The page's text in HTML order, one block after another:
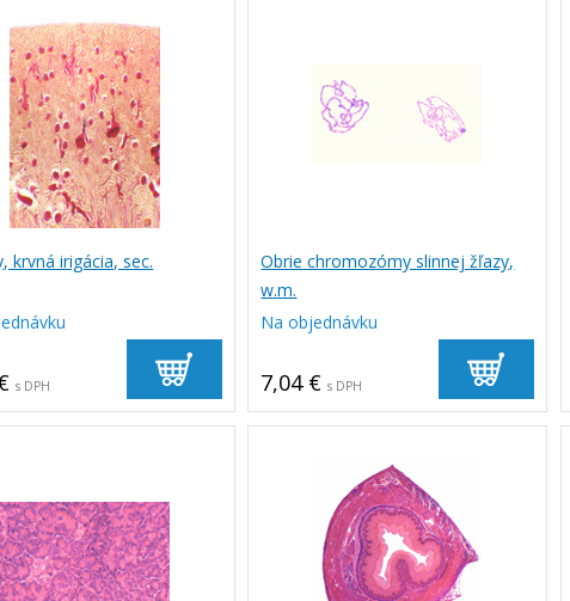
krvná irigácia, sec.
s DPH
Obrie chromozómy slinnej žľazy,
w.m.
Na objednávku
7,04 € s DPH